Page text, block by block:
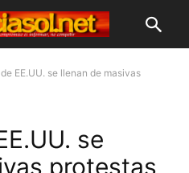
EE.UU. se llenan de masivas
se
protestas